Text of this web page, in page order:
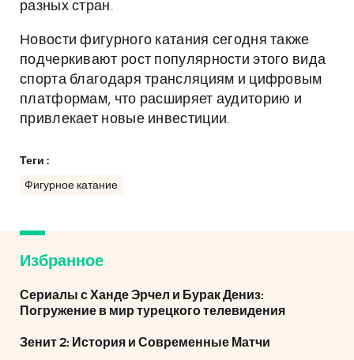
разных стран.
Новости фигурного катания сегодня также
подчеркивают рост популярности этого вида
спорта благодаря трансляциям и цифровым
платформам, что расширяет аудиторию и
привлекает новые инвестиции.
Теги :
Фигурное катание
Избранное
Сериалы с Ханде Эрчел и Бурак Дениз:
Погружение в мир турецкого телевидения
Зенит 2: История и Современные Матчи